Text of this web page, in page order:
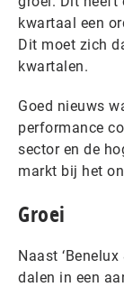
kwartaal een
Dit moet zich
kwartalen.
Goed nieuws
performance
sector en de
markt bij het
Groei
Naast
dalen in een